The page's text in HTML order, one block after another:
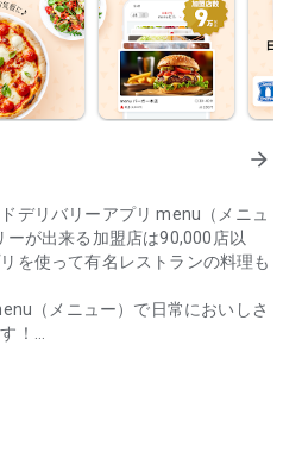
arrow_forward
デリバリーアプリ menu（メニュ
が出来る加盟店は90,000店以
を使って有名レストランの料理も
（メニュー）で日常においしさ
！
ドデリバリーアプリ menu(メニ